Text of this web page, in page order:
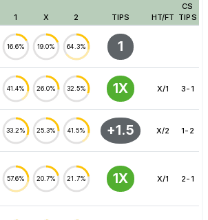
1 X 2 TIPS HT/FT
CS
TIPS
16.6% 19.0% 64.3% 1
41.4% 26.0% 32.5% 1X X/1 3-1
33.2% 25.3% 41.5% +1.5 X/2 1-2
57.6% 20.7% 21.7% 1X X/1 2-1